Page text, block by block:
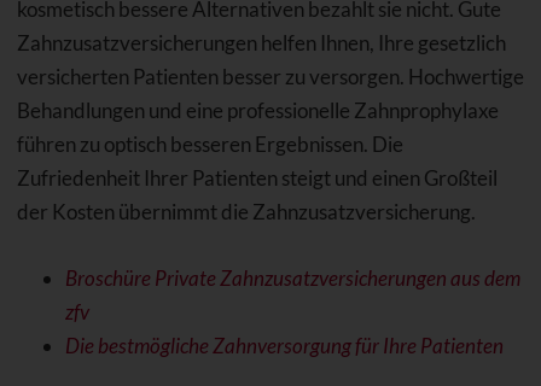
kosmetisch bessere Alternativen bezahlt sie nicht. Gute
Zahnzusatzversicherungen helfen Ihnen, Ihre gesetzlich
versicherten Patienten besser zu versorgen. Hochwertige
Behandlungen und eine professionelle Zahnprophylaxe
führen zu optisch besseren Ergebnissen. Die
Zufriedenheit Ihrer Patienten steigt und einen Großteil
der Kosten übernimmt die Zahnzusatzversicherung.
Broschüre Private Zahnzusatzversicherungen aus dem
zfv
Die bestmögliche Zahnversorgung für Ihre Patienten